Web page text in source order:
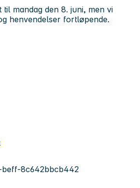
mandag den 8. juni, men vi
henvendelser fortløpende.
8c642bbcb442